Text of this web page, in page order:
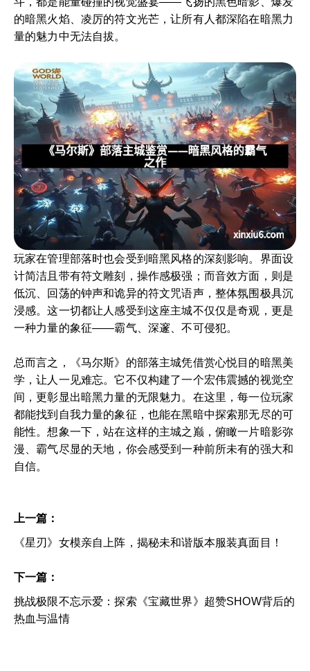
的暗黑火焰、凌厉的符文光芒，让所有人都深陷在暗黑力
量的魅力中无法自拔。
玩家在管理部落时也会受到暗黑风格的深刻影响。界面设
计简洁且带有符文雕刻，操作感极强；而音效方面，则是
低沉、回荡的钟声和诡异的符文咒语声，整体氛围极具沉
浸感。这一切都让人感受到这座主城不仅仅是奇观，更是
一种力量的象征——霸气、深邃、不可侵犯。
总而言之，《马尔斯》的部落主城凭借赏心悦目的暗黑美
学，让人一见难忘。它不仅构建了一个宏伟震撼的视觉空
间，更彰显出暗黑力量的无限魅力。在这里，每一位玩家
都能找到自我力量的象征，也能在黑暗中探索那无尽的可
能性。想象一下，站在这样的主城之巅，俯瞰一片暗影弥
漫、霸气尽显的天地，你会感受到一种前所未有的强大和
自信。
上一篇：
《星刃》女模亲自上阵，揭秘未和谐版本服装真面目！
下一篇：
挑战极限不忘示爱：探索《宝藏世界》超赞SHOW背后的
热血与温情